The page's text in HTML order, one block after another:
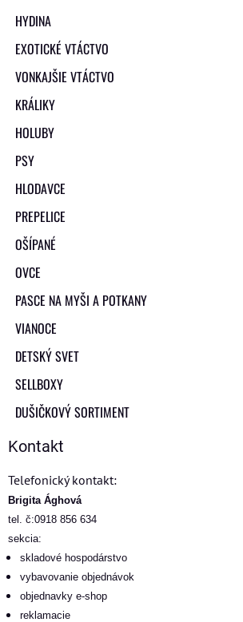
HYDINA
EXOTICKÉ VTÁCTVO
VONKAJŠIE VTÁCTVO
KRÁLIKY
HOLUBY
PSY
HLODAVCE
PREPELICE
OŠÍPANÉ
OVCE
PASCE NA MYŠI A POTKANY
VIANOCE
DETSKÝ SVET
SELLBOXY
DUŠIČKOVÝ SORTIMENT
Kontakt
Telefonický kontakt:
Brigita Ághová
tel. č:0918 856 634
sekcia:
skladové hospodárstvo
vybavovanie objednávok
objednavky e-shop
reklamacie